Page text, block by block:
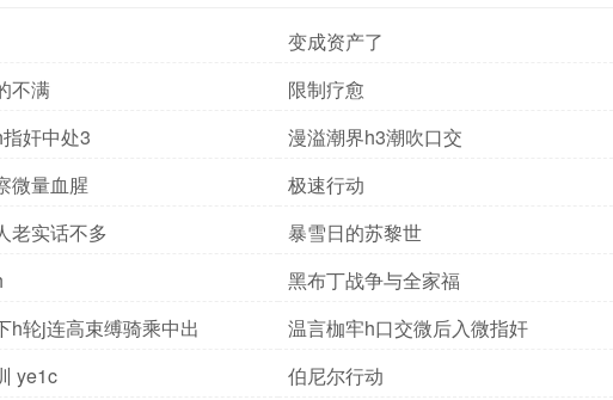
变成资产了
不满 限制疗愈
奸中处3 漫溢潮界h3潮吹口交
微量血腥 极速行动
老实话不多 暴雪日的苏黎世
黑布丁战争与全家福
h轮j连高束缚骑乘中出 温言枷牢h口交微后入微指奸
ye1c 伯尼尔行动